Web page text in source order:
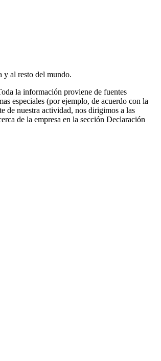
y al resto del mundo.
la información proviene de fuentes
especiales (por ejemplo, de acuerdo con la
de nuestra actividad, nos dirigimos a las
de la empresa en la sección Declaración